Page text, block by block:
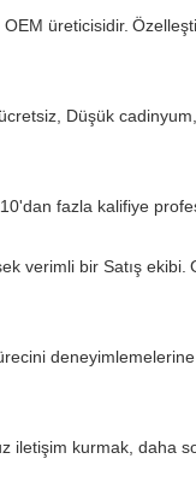
üreticisidir.
Düşük
fazla kalifiye
verimli bir Satış ekibi.
deneyimlemelerine
iletişim kurmak, daha